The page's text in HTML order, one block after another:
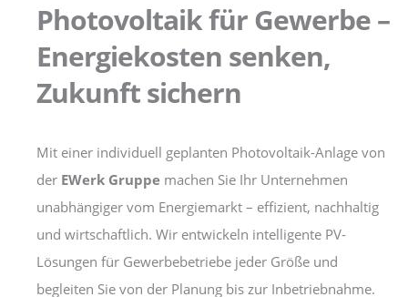
Photovoltaik für Gewerbe –
Energiekosten senken,
Zukunft sichern
Mit einer individuell geplanten Photovoltaik-Anlage von
der EWerk Gruppe machen Sie Ihr Unternehmen
unabhängiger vom Energiemarkt – effizient, nachhaltig
und wirtschaftlich. Wir entwickeln intelligente PV-
Lösungen für Gewerbebetriebe jeder Größe und
begleiten Sie von der Planung bis zur Inbetriebnahme.